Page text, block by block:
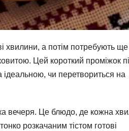
хвилини, а потім потребують
Цей короткий проміжок
чи перетвориться на
вечеря. Це блюдо, де кожна
розкачаним тістом готові